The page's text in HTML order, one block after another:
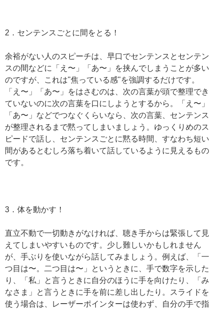
2．センテンスごとに間をとる！
余裕がない人のスピーチは、早口でセンテンスとセンテン
スの間などに「え〜」「あ〜」を挟んでしまうことが多い
のですが、これは"焦っている感"を強調するだけです。
「え〜」「あ〜」をはさむのは、次の言葉が頭で整理でき
ていないのに次の言葉を口にしようとするから。「え〜」
「あ〜」などでつなぐくらいなら、次の言葉、センテンス
が整理されるまで黙ってしまいましょう。ゆっくりめのス
ピードで話し、センテンスごとに黙る時間、すなわち短い
間があるとむしろ落ち着いて話しているように見えるもの
です。
3．体を動かす！
直立不動で一切動きがなければ、聴き手からは緊張して見
えてしまいやすいものです。少し難しいかもしれません
が、手ぶりを使いながら話してみましょう。例えば、「一
つ目は〜。二つ目は〜」というときに、手で数字を示した
り、「私」と言うときに自分のほうに手を向けたり、「み
なさま」と言うときに手を前に差し出したり。スライドを
使う場合は、レーザーポインターは使わず、自分の手で指